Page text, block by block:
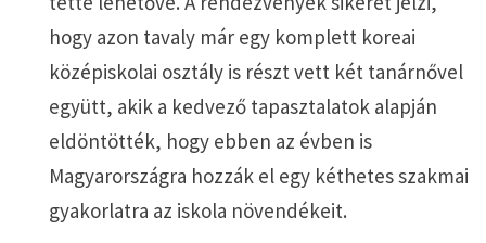
hogy azon tavaly már egy komplett koreai
középiskolai osztály is részt vett két tanárnővel
együtt, akik a kedvező tapasztalatok alapján
eldöntötték, hogy ebben az évben is
Magyarországra hozzák el egy kéthetes szakmai
gyakorlatra az iskola növendékeit.